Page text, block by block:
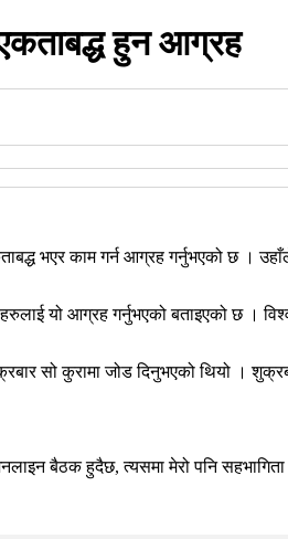
हुन आग्रह
भएर काम गर्न आग्रह गर्नुभएको छ ।
यो आग्रह गर्नुभएको बताइएको छ ।
सो कुरामा जोड दिनुभएको थियो ।
बैठक हुदैछ, त्यसमा मेरो पनि